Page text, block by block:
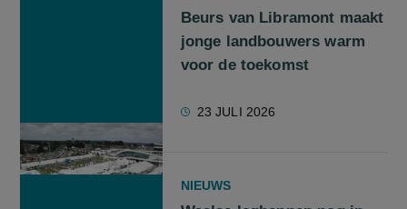
Beurs van Libramont maakt
jonge landbouwers warm
voor de toekomst
23 JULI 2026
NIEUWS